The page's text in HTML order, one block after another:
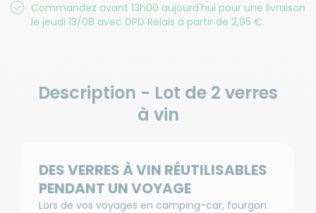
Commandez avant 13h00 aujourd'hui pour une livraison
le jeudi 13/08 avec DPD Relais à partir de 2,95 €.
Description - Lot de 2 verres
à vin
DES VERRES À VIN RÉUTILISABLES
PENDANT UN VOYAGE
Lors de vos voyages en camping-car, fourgon